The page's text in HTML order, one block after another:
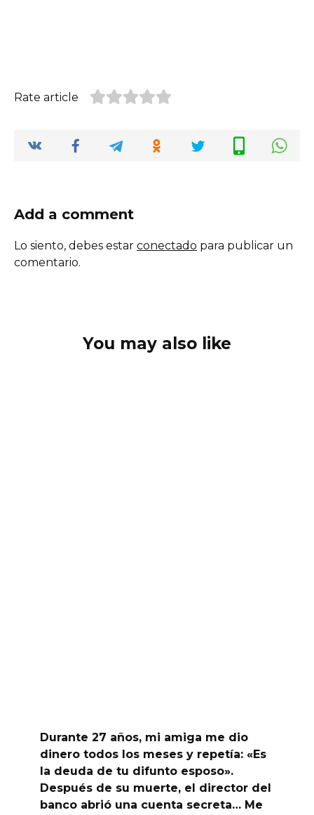
Rate article
Add a comment
Lo siento, debes estar conectado para publicar un
comentario.
You may also like
Durante 27 años, mi amiga me dio
dinero todos los meses y repetía: «Es
la deuda de tu difunto esposo».
Después de su muerte, el director del
banco abrió una cuenta secreta… Me